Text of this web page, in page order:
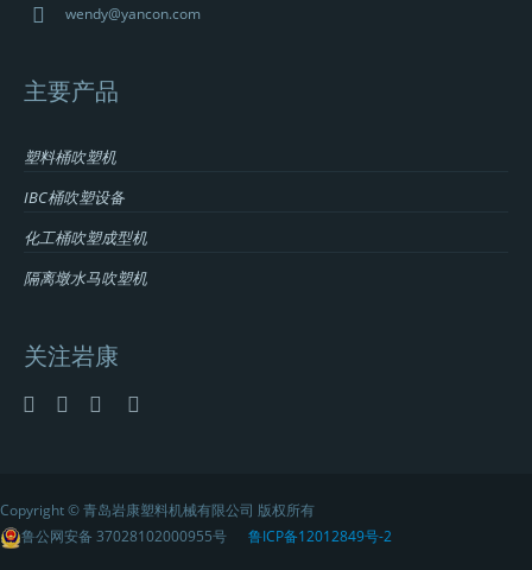
wendy@yancon.com
主要产品
塑料桶吹塑机
IBC桶吹塑设备
化工桶吹塑成型机
隔离墩水马吹塑机
关注岩康
Copyright © 青岛岩康塑料机械有限公司 版权所有
鲁公网安备 37028102000955号
鲁ICP备12012849号-2